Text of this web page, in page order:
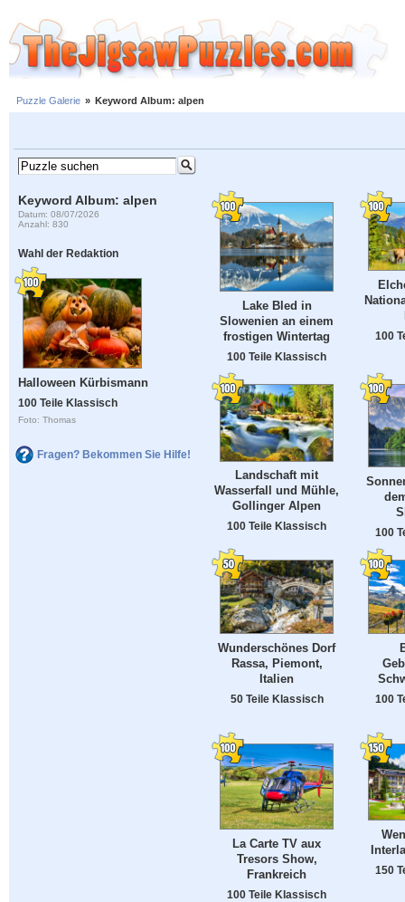
Puzzle Galerie » Keyword Album: alpen
Keyword Album: alpen
Datum: 08/07/2026
Anzahl: 830
Wahl der Redaktion
Halloween Kürbismann
100 Teile Klassisch
Foto: Thomas
Fragen? Bekommen Sie Hilfe!
Lake Bled in
Slowenien an einem
frostigen Wintertag
100 Teile Klassisch
100
Landschaft mit
Wasserfall und Mühle,
Gollinger Alpen
100 Teile Klassisch
100
Wunderschönes Dorf
Rassa, Piemont,
Italien
50 Teile Klassisch 100
La Carte TV aux
Tresors Show,
Frankreich
100 Teile Klassisch
150